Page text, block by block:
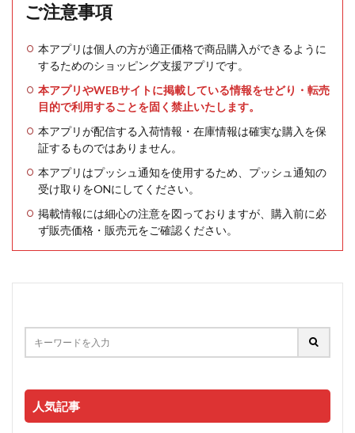
ご注意事項
本アプリは個人の方が適正価格で商品購入ができるように
するためのショッピング支援アプリです。
本アプリやWEBサイトに掲載している情報をせどり・転売
目的で利用することを固く禁止いたします。
本アプリが配信する入荷情報・在庫情報は確実な購入を保
証するものではありません。
本アプリはプッシュ通知を使用するため、プッシュ通知の
受け取りをONにしてください。
掲載情報には細心の注意を図っておりますが、購入前に必
ず販売価格・販売元をご確認ください。
人気記事